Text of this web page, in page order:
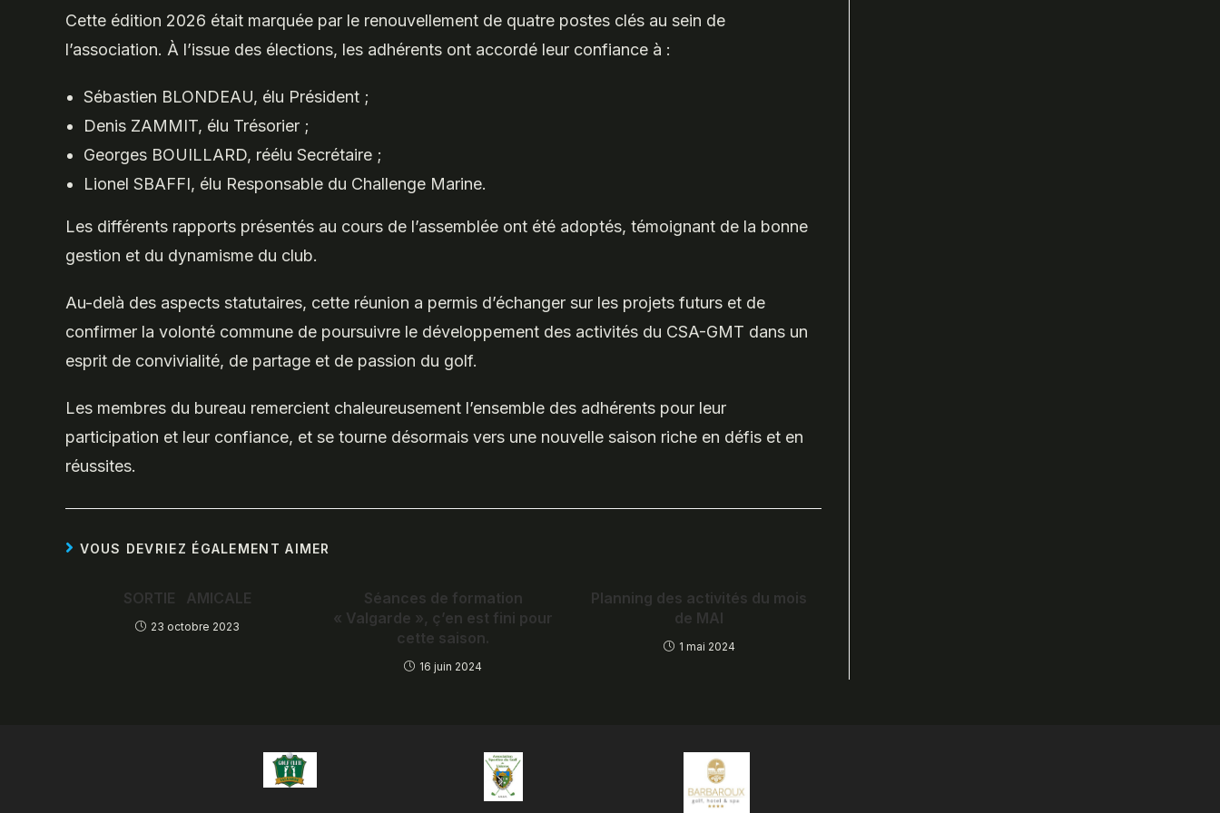
Cette édition 2026 était marquée par le renouvellement de quatre postes clés au sein de
l’association. À l’issue des élections, les adhérents ont accordé leur confiance à :
Sébastien BLONDEAU, élu Président ;
Denis ZAMMIT, élu Trésorier ;
Georges BOUILLARD, réélu Secrétaire ;
Lionel SBAFFI, élu Responsable du Challenge Marine.
Les différents rapports présentés au cours de l’assemblée ont été adoptés, témoignant de la bonne
gestion et du dynamisme du club.
Au-delà des aspects statutaires, cette réunion a permis d’échanger sur les projets futurs et de
confirmer la volonté commune de poursuivre le développement des activités du CSA-GMT dans un
esprit de convivialité, de partage et de passion du golf.
Les membres du bureau remercient chaleureusement l’ensemble des adhérents pour leur
participation et leur confiance, et se tourne désormais vers une nouvelle saison riche en défis et en
réussites.
VOUS DEVRIEZ ÉGALEMENT AIMER
SORTIE AMICALE
23 octobre 2023
Séances de formation
« Valgarde », ç’en est fini pour
cette saison.
16 juin 2024
Planning des activités du mois
de MAI
1 mai 2024